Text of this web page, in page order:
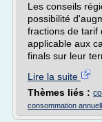
Les conseils
possibilité
fractions de tarif
applicable aux
finals sur leur
Lire la suite
Thèmes liés :
consommation